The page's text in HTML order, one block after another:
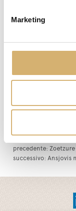
Marketing
gehakt. Maak een
gesneden ui, het
laurierbladen toe.
blus het af met
tot 1 uur en 20
gehaktbrood af
afkoelen alvorens
met het
precedente:
successivo: Ansjovis